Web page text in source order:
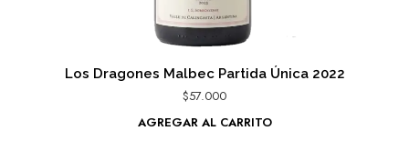
Los Dragones Malbec Partida Única 2022
$57.000
AGREGAR AL CARRITO